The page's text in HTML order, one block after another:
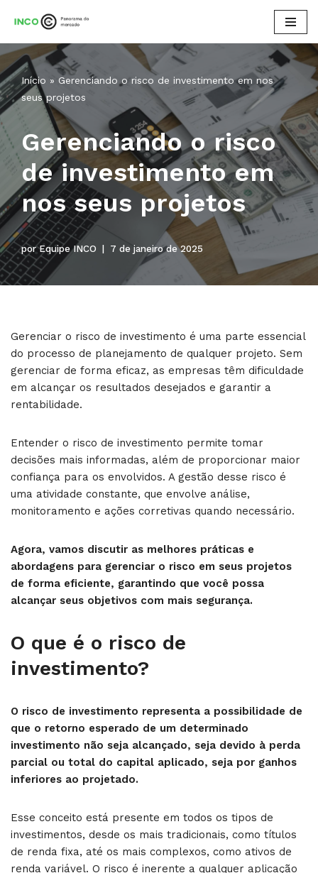
para
o
conteúdo
Início » Gerenciando o risco de investimento em nos
seus projetos
Gerenciando o risco
de investimento em
nos seus projetos
porEquipe INCO 7 de janeiro de 2025
Gerenciar o risco de investimento é uma parte essencial
do processo de planejamento de qualquer projeto. Sem
gerenciar de forma eficaz, as empresas têm dificuldade
em alcançar os resultados desejados e garantir a
rentabilidade.
Entender o risco de investimento permite tomar
decisões mais informadas, além de proporcionar maior
confiança para os envolvidos. A gestão desse risco é
uma atividade constante, que envolve análise,
monitoramento e ações corretivas quando necessário.
Agora, vamos discutir as melhores práticas e
abordagens para gerenciar o risco em seus projetos
de forma eficiente, garantindo que você possa
alcançar seus objetivos com mais segurança.
O que é o risco de
investimento?
O risco de investimento representa a possibilidade de
que o retorno esperado de um determinado
investimento não seja alcançado, seja devido à perda
parcial ou total do capital aplicado, seja por ganhos
inferiores ao projetado.
Esse conceito está presente em todos os tipos de
investimentos, desde os mais tradicionais, como títulos
de renda fixa, até os mais complexos, como ativos de
renda variável. O risco é inerente a qualquer aplicação